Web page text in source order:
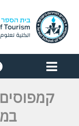
תפריט
קמפוסים